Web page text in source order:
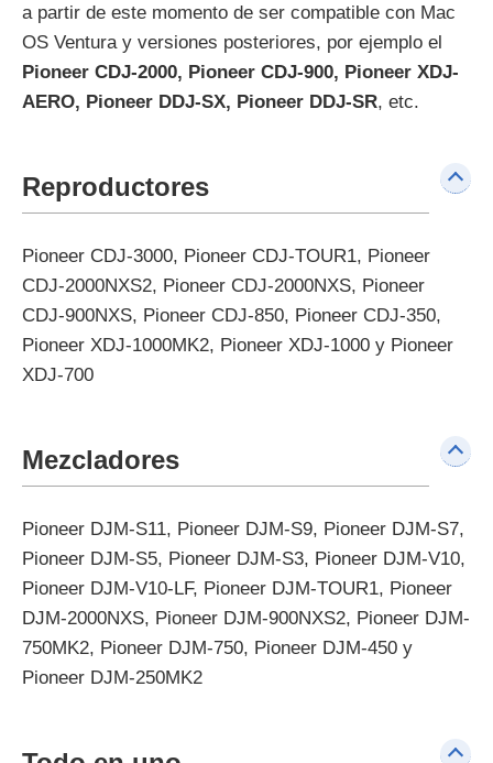
a partir de este momento de ser compatible con Mac
OS Ventura y versiones posteriores, por ejemplo el
Pioneer CDJ-2000, Pioneer CDJ-900, Pioneer XDJ-
AERO, Pioneer DDJ-SX, Pioneer DDJ-SR, etc.
Reproductores
Pioneer CDJ-3000, Pioneer CDJ-TOUR1, Pioneer
CDJ-2000NXS2, Pioneer CDJ-2000NXS, Pioneer
CDJ-900NXS, Pioneer CDJ-850, Pioneer CDJ-350,
Pioneer XDJ-1000MK2, Pioneer XDJ-1000 y Pioneer
XDJ-700
Mezcladores
Pioneer DJM-S11, Pioneer DJM-S9, Pioneer DJM-S7,
Pioneer DJM-S5, Pioneer DJM-S3, Pioneer DJM-V10,
Pioneer DJM-V10-LF, Pioneer DJM-TOUR1, Pioneer
DJM-2000NXS, Pioneer DJM-900NXS2, Pioneer DJM-
750MK2, Pioneer DJM-750, Pioneer DJM-450 y
Pioneer DJM-250MK2